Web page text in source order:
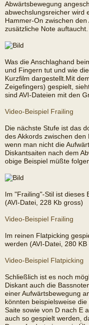
Abwärtsbewegung
abwechslungsreicher wird
Hammer-On zwischen
zusätzliche Note
Was die Anschlaghand
und Fingern tut und wie
Kurzfilm dargestellt.Mit
Zeigefingers) gespielt,
sind AVI-Dateien mit den
Video-Beispiel Frailing
Die nächste Stufe ist das
des Akkords zwischen
wenn man nicht die
Diskantsaiten nach dem
obige Beispiel müßte
Im "Frailing"-Stil ist
(AVI-Datei, 228 Kb gross)
Video-Beispiel Frailing
Im reinen Flatpicking
werden (AVI-Datei, 280 KB
Video-Beispiel Flatpicking
Schließlich ist es noch
Diskant auch die
einer Aufwärtsbewegung
könnten beispielsweise
Saite sowie von D nach E
auch so gespielt werden,